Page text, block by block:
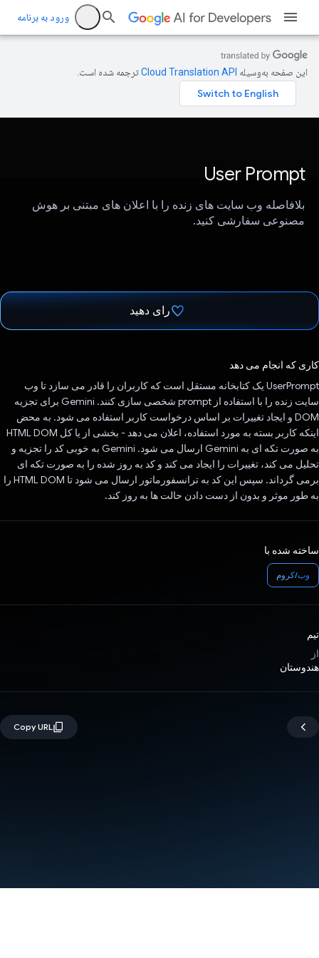
ورود به برنامه
این صفحه به‌وسیله ترجمه شده است.
User Prompt
بلافاصله وب سایت های زنده را با اعلان های مبتنی بر هوش
مصنوعی سفارشی کنید.
رای دهید
کاری که انجام می دهد
UserPrompt یک کتابخانه مستقل است که کاربران را قادر می سازد تا وب
سایت زنده را با استفاده از prompt شخصی سازی کنند. Gemini برای تجزیه
DOM و ایجاد تغییرات بر اساس درخواست کاربر استفاده می شود. به محض
اینکه کاربر بسته به مورد استفاده، اعلان می دهد - بخشی از یا کل HTML DOM
به صورت تکه ای به Gemini ارسال می شود. Gemini به خوبی کد را تجزیه و
تحلیل می کند، تغییرات را ایجاد می کند و کد به روز شده را به صورت تکه ای
برمی گرداند. سپس این کد به ترانسفورماتور ارسال می شود تا HTML DOM را
به طور موثر و بدون از دست دادن حالت ها به روز کند.
ساخته شده با
وب/کروم
تیم
از
هندوستان